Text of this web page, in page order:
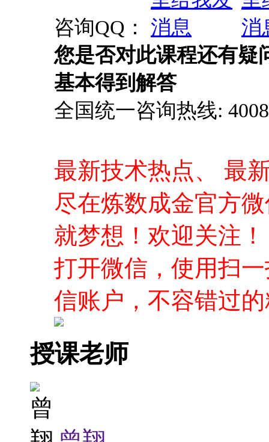
咨询QQ：
您是否对此课程还有疑
基本得到解答
全国统一咨询热线:
最新技术热点、 最
尽在炼数成金官方
就梦想！欢迎关注！
打开微信，使用扫
信账户，不容错过
授课老师